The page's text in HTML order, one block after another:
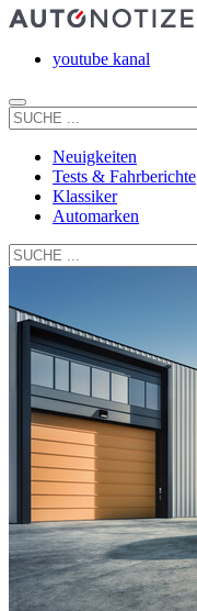
youtube kanal
Neuigkeiten
Tests & Fahrberichte
Klassiker
Automarken